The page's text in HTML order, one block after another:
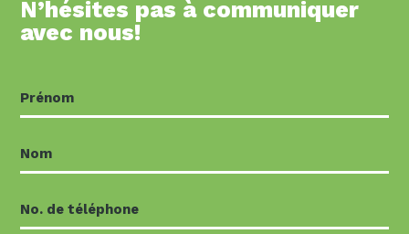
N’hésites pas à communiquer
avec nous!